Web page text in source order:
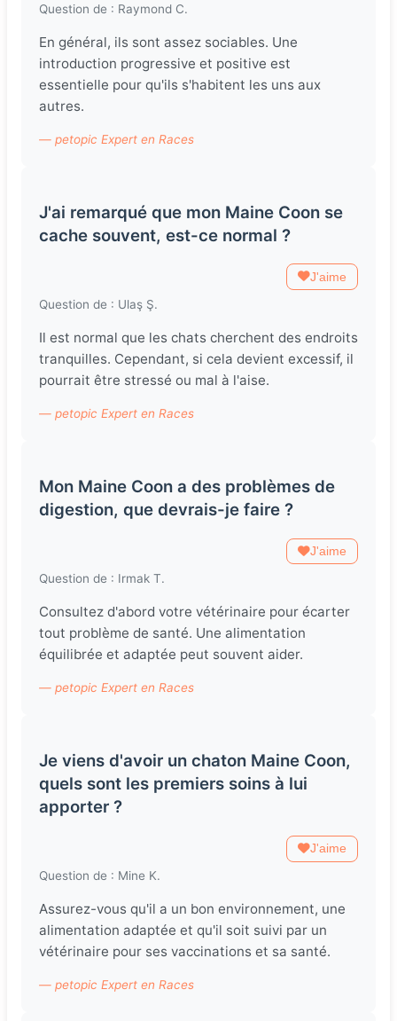
Question de : Raymond C.
En général, ils sont assez sociables. Une
introduction progressive et positive est
essentielle pour qu'ils s'habitent les uns aux
autres.
— petopic Expert en Races
J'ai remarqué que mon Maine Coon se
cache souvent, est-ce normal ?
J'aime
Question de : Ulaş Ş.
Il est normal que les chats cherchent des endroits
tranquilles. Cependant, si cela devient excessif, il
pourrait être stressé ou mal à l'aise.
— petopic Expert en Races
Mon Maine Coon a des problèmes de
digestion, que devrais-je faire ?
J'aime
Question de : Irmak T.
Consultez d'abord votre vétérinaire pour écarter
tout problème de santé. Une alimentation
équilibrée et adaptée peut souvent aider.
— petopic Expert en Races
Je viens d'avoir un chaton Maine Coon,
quels sont les premiers soins à lui
apporter ?
J'aime
Question de : Mine K.
Assurez-vous qu'il a un bon environnement, une
alimentation adaptée et qu'il soit suivi par un
vétérinaire pour ses vaccinations et sa santé.
— petopic Expert en Races